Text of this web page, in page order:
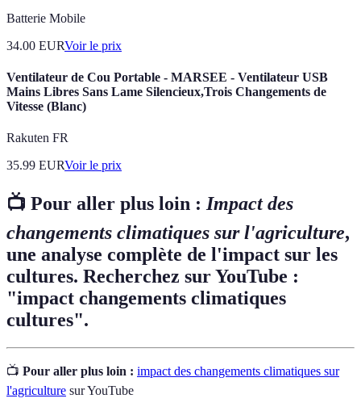
Batterie Mobile
34.00 EURVoir le prix
Ventilateur de Cou Portable - MARSEE - Ventilateur USB
Mains Libres Sans Lame Silencieux,Trois Changements de
Vitesse (Blanc)
Rakuten FR
35.99 EURVoir le prix
📺 Pour aller plus loin : Impact des
changements climatiques sur l'agriculture,
une analyse complète de l'impact sur les
cultures. Recherchez sur YouTube :
"impact changements climatiques
cultures".
📺 Pour aller plus loin : impact des changements climatiques sur
l'agriculture sur YouTube